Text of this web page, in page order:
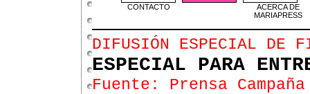
CONTACTO
ACERCA DE
MARIAPRESS
DIFUSIÓN ESPECIAL DE
ESPECIAL PARA
Fuente: Prensa